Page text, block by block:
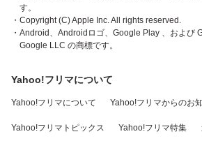
す。
・Copyright (C) Apple Inc. All rights reserved.
・Android、Androidロゴ、Google Play 、および
Google LLC の商標です。
Yahoo!フリマについて
Yahoo!フリマについて Yahoo!フリマからのお
Yahoo!フリマトピックス Yahoo!フリマ特集